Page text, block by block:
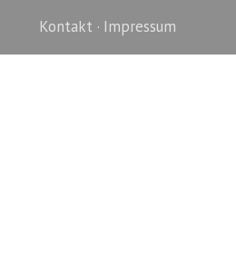
Kontakt · Impressum